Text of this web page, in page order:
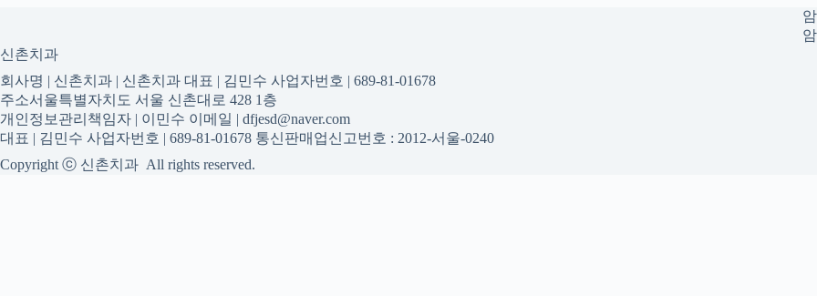
신촌치과
회사명 | 신촌치과 | 신촌치과 대표 | 김민수 사업자번호 | 689-81-01678
주소서울특별자치도 서울 신촌대로 428 1층
개인정보관리책임자 | 이민수 이메일 | dfjesd@naver.com
대표 | 김민수 사업자번호 | 689-81-01678 통신판매업신고번호 : 2012-서울-0240
Copyright ⓒ 신촌치과 All rights reserved.